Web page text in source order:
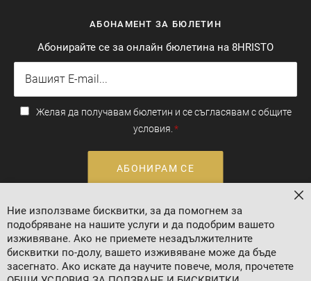
АБОНАМЕНТ ЗА БЮЛЕТИН
Абонирайте се за онлайн бюлетина на 8HRISTO
Желая да получавам бюлетин и се съгласявам с общите
условия.
АБОНИРАМ СЕ
Валутен курс: 1 EUR = 1.95583 BGN
Ние използваме бисквитки, за да помогнем за
подобряване на нашите услуги и да подобрим вашето
изживяване. Ако не приемете незадължителните
бисквитки по-долу, вашето изживяване може да бъде
засегнато. Ако искате да научите повече, моля, прочетете